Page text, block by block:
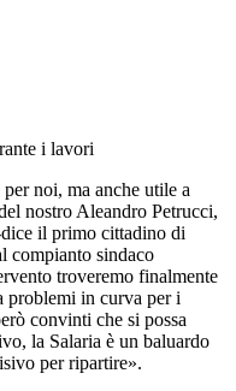
i lavori
noi, ma anche utile a
nostro Aleandro Petrucci,
il primo cittadino di
compianto sindaco
troveremo finalmente
problemi in curva per i
convinti che si possa
la Salaria è un baluardo
per ripartire».